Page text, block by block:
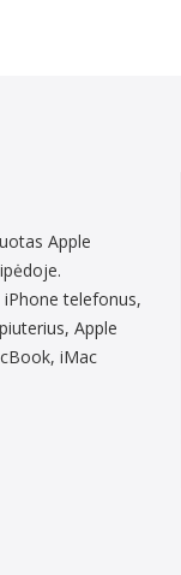
Apple
telefonus,
Apple
iMac